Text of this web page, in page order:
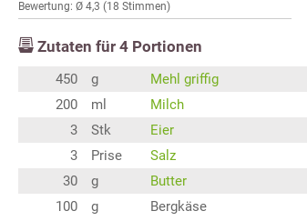
Bewertung: Ø 4,3 (18 Stimmen)
Zutaten für 4 Portionen
450 g
Mehl griffig
200
ml
Milch
3
Stk
Eier
3
Prise
Salz
30
g
Butter
100
g Bergkäse